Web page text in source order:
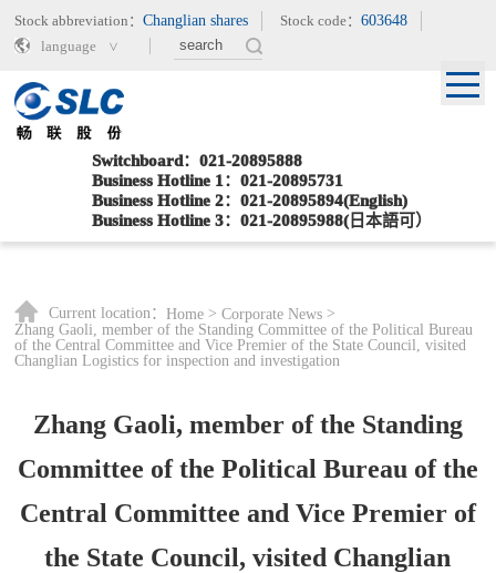
Stock abbreviation：Changlian shares Stock code：603648
language
Switchboard：021-20895888
Business Hotline 1：021-20895731
Business Hotline 2：021-20895894(English)
Business Hotline 3：021-20895988(日本語可）
Current location：Home >Corporate News >
Zhang Gaoli, member of the Standing Committee of the Political Bureau
of the Central Committee and Vice Premier of the State Council, visited
Changlian Logistics for inspection and investigation
Zhang Gaoli, member of the Standing
Committee of the Political Bureau of the
Central Committee and Vice Premier of
the State Council, visited Changlian